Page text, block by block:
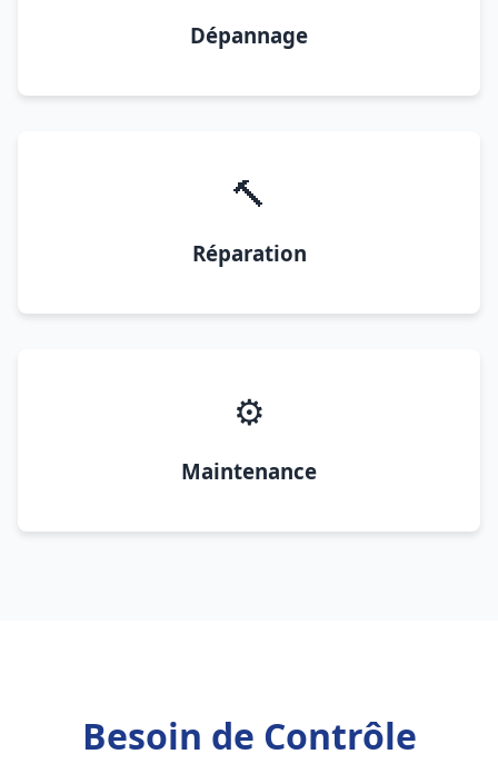
Dépannage
🔨
Réparation
⚙️
Maintenance
Besoin de Contrôle